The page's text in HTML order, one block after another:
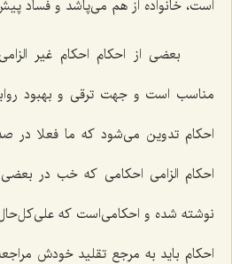
است، خانواده از هم می‌پاشد و فساد
بعضی از احکام احکام غیر
مناسب است و جهت ترقی و بهبود
احکام تدوین می‌شود که ما فعلا در
احکام الزامی احکامی که خب در بعضی
نوشته شده و احکامی‌است که
احکام باید به مرجع تقلید خودش